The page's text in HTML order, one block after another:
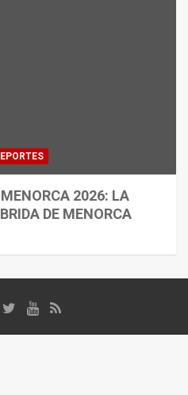
2026: LA
DE MENORCA